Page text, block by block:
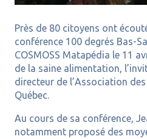
Près de 80 citoyens ont
conférence 100 degrés Bas-
COSMOSS Matapédia le 11
de la saine alimentation,
directeur de l’Association
Québec.
Au cours de sa conférence,
notamment proposé des